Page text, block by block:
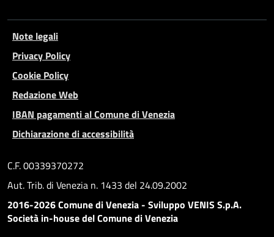
Note legali
Privacy Policy
Cookie Policy
Redazione Web
IBAN pagamenti al Comune di Venezia
Dichiarazione di accessibilità
C.F. 00339370272
Aut. Trib. di Venezia n. 1433 del 24.09.2002
2016-2026 Comune di Venezia - Sviluppo VENIS S.p.A.
Società in-house del Comune di Venezia